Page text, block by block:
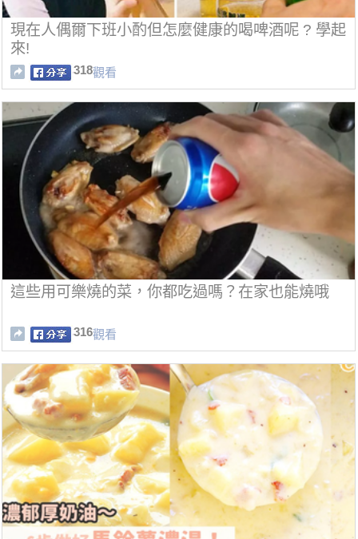
現在人偶爾下班小酌但怎麼健康的喝啤酒呢 ? 學起
來!
318觀看
這些用可樂燒的菜，你都吃過嗎？在家也能燒哦
316觀看